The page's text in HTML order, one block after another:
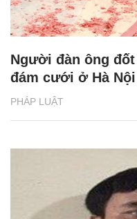
PHÁP LUẬT
Người đàn ông
đám cưới ở Hà